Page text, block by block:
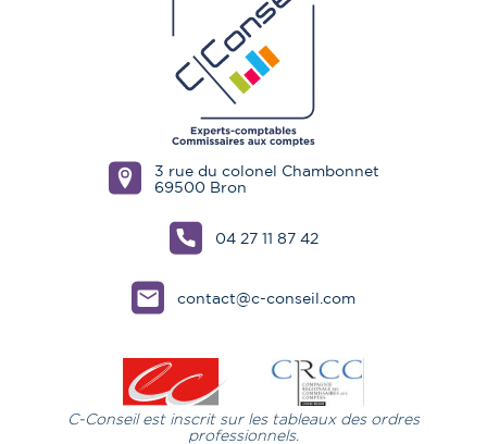
3 rue du colonel Chambonnet
69500 Bron
04 27 11 87 42
contact@c-conseil.com
C-Conseil est inscrit sur les tableaux des ordres
professionnels.